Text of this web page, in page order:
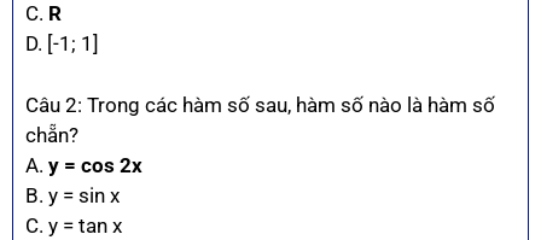
C. R
D. [-1; 1]
Câu 2: Trong các hàm số sau, hàm số nào là hàm số
chẵn?
A. y = cos 2x
B. y = sin x
C. y = tan x